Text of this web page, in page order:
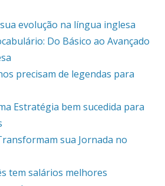
evolução na língua inglesa
Do Básico ao Avançado
precisam de legendas para
Estratégia bem sucedida para
sua Jornada no
tem salários melhores